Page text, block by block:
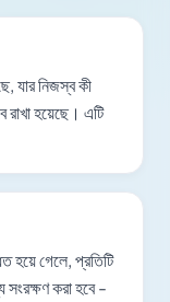
যার নিজস্ব কী
হয়েছে। এটি
হয়ে গেলে, প্রতিটি
করা হবে -